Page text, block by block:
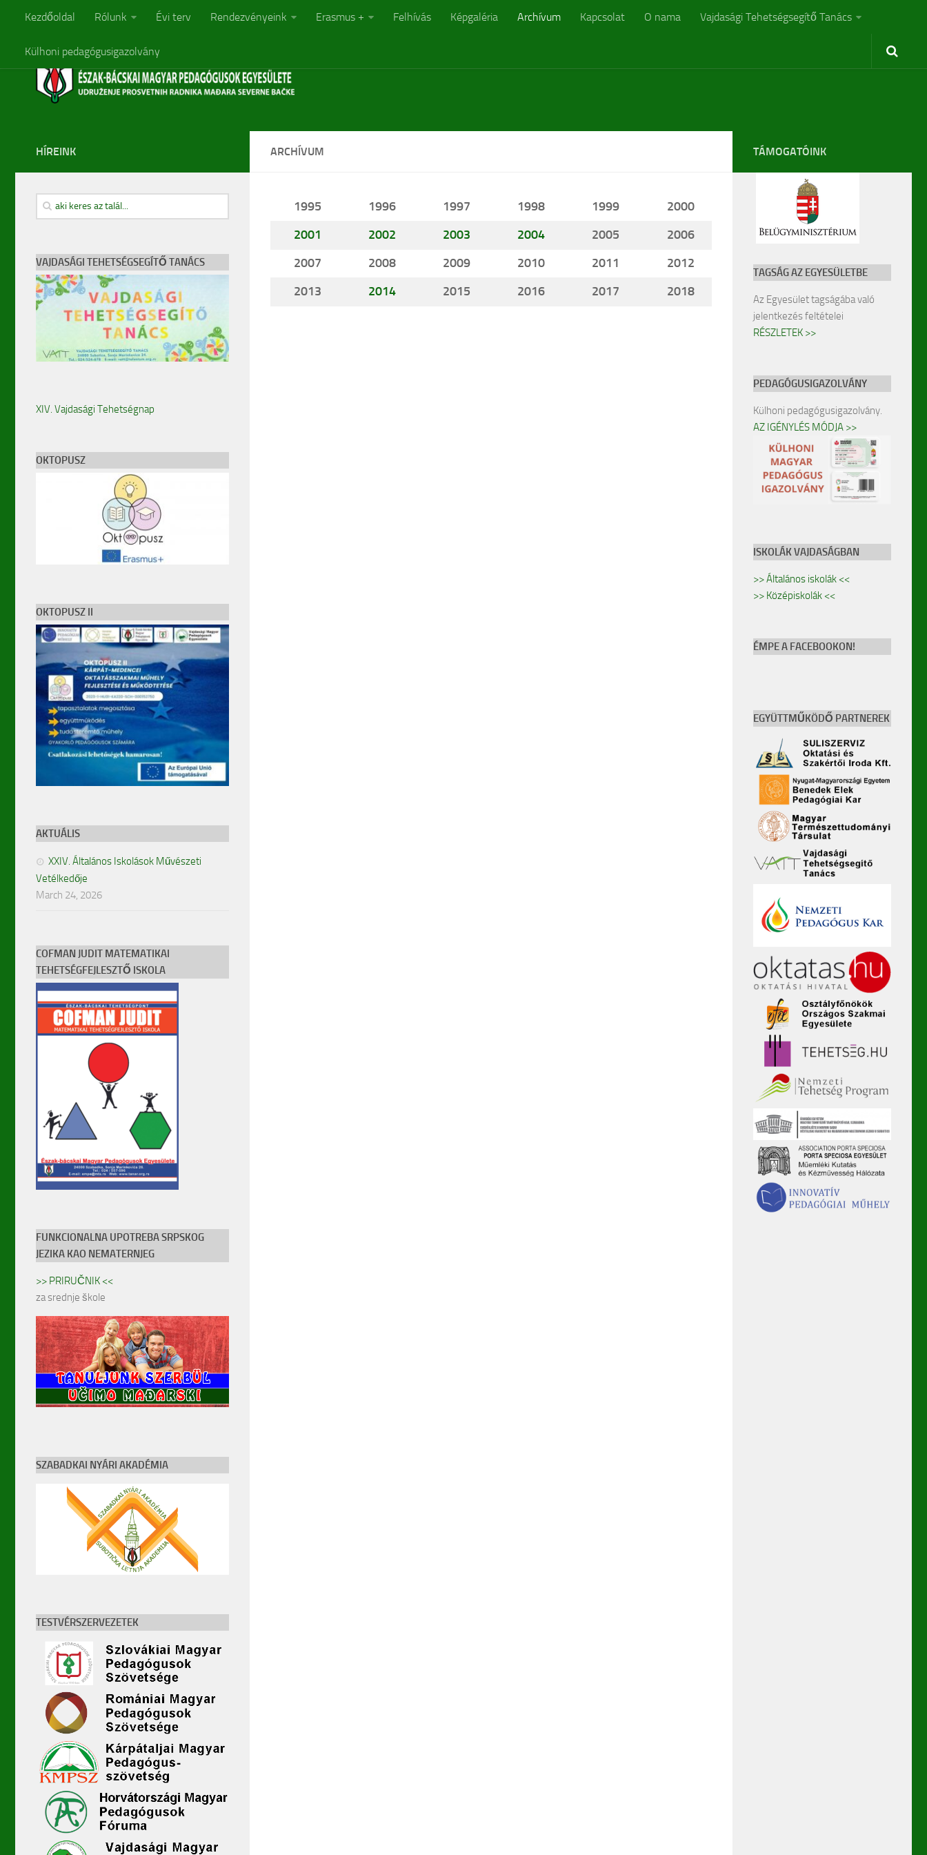
Kezdőoldal Rólunk Évi terv Rendezvényeink Erasmus + Felhívás Képgaléria Archívum Kapcsolat O nama Vajdasági Tehetségsegítő Tanács
Külhoni pedagógusigazolvány
ARCHÍVUM
1995 1996 1997 1998 1999
2000
2001
2002 2003 2004 2005
2006
2007
2008 2009 2010 2011
2012
2013
2014 2015 2016 2017 2018
HÍREINK
VAJDASÁGI TEHETSÉGSEGÍTŐ TANÁCS
XIV. Vajdasági Tehetségnap
OKTOPUSZ
OKTOPUSZ II
AKTUÁLIS
XXIV. Általános Iskolások Művészeti
Vetélkedője
March 24, 2026
COFMAN JUDIT MATEMATIKAI
TEHETSÉGFEJLESZTŐ ISKOLA
FUNKCIONALNA UPOTREBA SRPSKOG
JEZIKA KAO NEMATERNJEG
>> PRIRUČNIK <<
za srednje škole
SZABADKAI NYÁRI AKADÉMIA
TESTVÉRSZERVEZETEK
TÁMOGATÓINK
TAGSÁG AZ EGYESÜLETBE
Az Egyesület tagságába való
jelentkezés feltételei
RÉSZLETEK >>
PEDAGÓGUSIGAZOLVÁNY
Külhoni pedagógusigazolvány.
AZ IGÉNYLÉS MÓDJA >>
ISKOLÁK VAJDASÁGBAN
>> Általános iskolák <<
>> Középiskolák <<
ÉMPE A FACEBOOKON!
EGYÜTTMŰKÖDŐ PARTNEREK